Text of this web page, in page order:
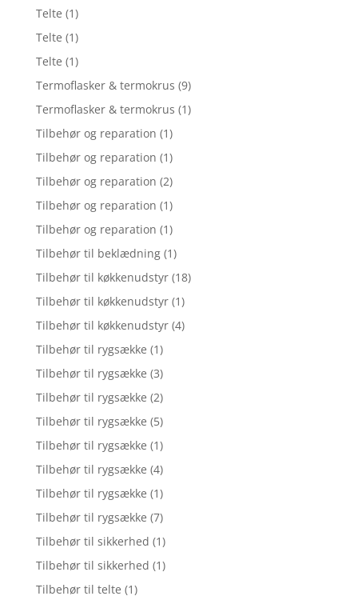
Telte (1)
Telte (1)
Telte (1)
Termoflasker & termokrus (9)
Termoflasker & termokrus (1)
Tilbehør og reparation (1)
Tilbehør og reparation (1)
Tilbehør og reparation (2)
Tilbehør og reparation (1)
Tilbehør og reparation (1)
Tilbehør til beklædning (1)
Tilbehør til køkkenudstyr (18)
Tilbehør til køkkenudstyr (1)
Tilbehør til køkkenudstyr (4)
Tilbehør til rygsække (1)
Tilbehør til rygsække (3)
Tilbehør til rygsække (2)
Tilbehør til rygsække (5)
Tilbehør til rygsække (1)
Tilbehør til rygsække (4)
Tilbehør til rygsække (1)
Tilbehør til rygsække (7)
Tilbehør til sikkerhed (1)
Tilbehør til sikkerhed (1)
Tilbehør til telte (1)